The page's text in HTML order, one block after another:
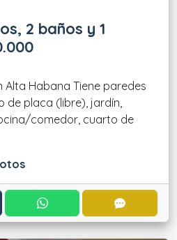
2 baños y 1
Alta Habana Tiene paredes
de placa (libre), jardín,
comedor, cuarto de
CONTACTAR POR